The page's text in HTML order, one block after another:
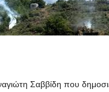
Σαββίδη που